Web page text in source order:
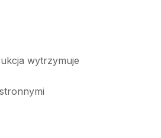
wytrzymuje